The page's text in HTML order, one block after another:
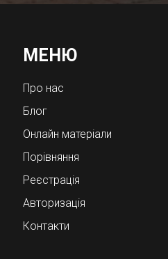
МЕНЮ
Про нас
Блог
Онлайн матеріали
Порівняння
Реєстрація
Авторизація
Контакти